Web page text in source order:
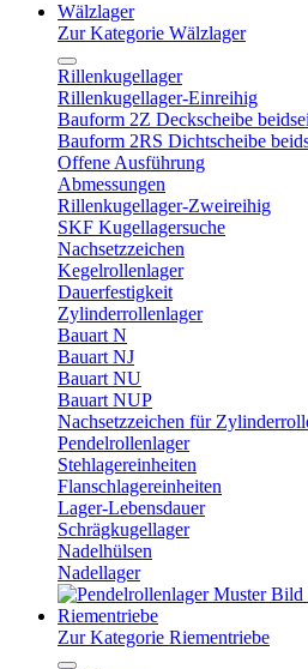
Wälzlager
Zur Kategorie Wälzlager
Rillenkugellager
Rillenkugellager-Einreihig
Bauform 2Z Deckscheibe
Bauform 2RS Dichtscheibe
Offene Ausführung
Abmessungen
Rillenkugellager-Zweireihig
SKF Kugellagersuche
Nachsetzzeichen
Kegelrollenlager
Dauerfestigkeit
Zylinderrollenlager
Bauart N
Bauart NJ
Bauart NU
Bauart NUP
Nachsetzzeichen für
Pendelrollenlager
Stehlagereinheiten
Flanschlagereinheiten
Lager-Lebensdauer
Schrägkugellager
Nadelhülsen
Nadellager
Riementriebe
Zur Kategorie Riementriebe